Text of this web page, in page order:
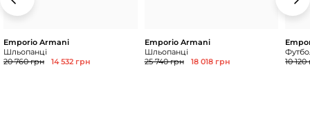
Emporio Armani
Шльопанці
20 760 грн
14 532 грн
Emporio Armani
Шльопанці
25 740 грн
18 018 грн
10 120